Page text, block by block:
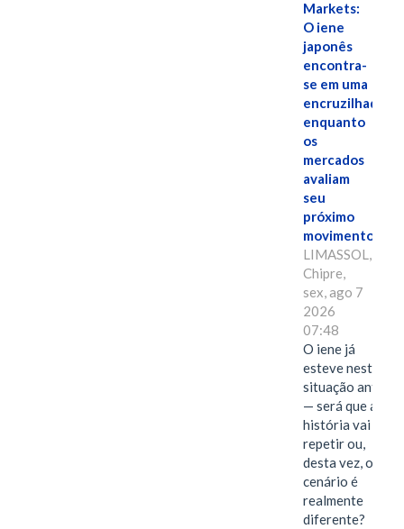
Markets:
O iene
japonês
encontra-
se em uma
encruzilhada
enquanto
os
mercados
avaliam
seu
próximo
movimento.
LIMASSOL,
Chipre,
sex, ago 7
2026
07:48
O iene já
esteve nesta
situação antes
— será que a
história vai se
repetir ou,
desta vez, o
cenário é
realmente
diferente?